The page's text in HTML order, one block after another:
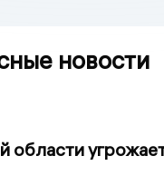
новости
области